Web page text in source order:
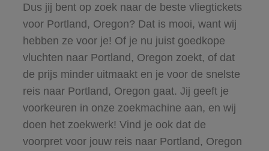
Dus jij bent op zoek naar de beste vliegtickets
voor Portland, Oregon? Dat is mooi, want wij
hebben ze voor je! Of je nu juist goedkope
vluchten naar Portland, Oregon zoekt, of dat
de prijs minder uitmaakt en je voor de snelste
reis naar Portland, Oregon gaat. Jij geeft je
voorkeuren in onze zoekmachine aan, en wij
doen het zoekwerk! Vind je ook dat de
voorpret voor jouw reis naar Portland, Oregon